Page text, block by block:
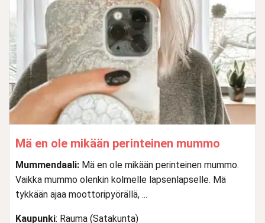
Mä en ole mikään perinteinen mummo
Mummendaali: Mä en ole mikään perinteinen mummo.
Vaikka mummo olenkin kolmelle lapsenlapselle. Mä
tykkään ajaa moottoripyörällä, ...
Kaupunki: Rauma (Satakunta)